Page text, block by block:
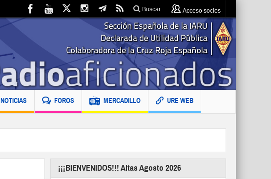
Buscar Acceso socios
NOTICIAS FOROS MERCADILLO URE WEB
¡¡¡BIENVENIDOS!!! Altas Agosto 2026